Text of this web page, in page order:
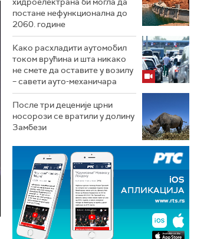
постане нефункционална до
2060. године
Како расхладити аутомобил
током врућина и шта никако
не смете да оставите у возилу
– савети ауто-механичара
После три деценије црни
носорози се вратили у долину
Замбези